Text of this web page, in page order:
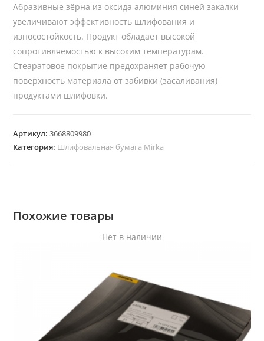
Абразивные зёрна из оксида алюминия синей закалки
увеличивают эффективность шлифования и
износостойкость. Продукт обладает высокой
сопротивляемостью к высоким температурам.
Стеаратовое покрытие предохраняет рабочую
поверхность материала от забивки (засаливания)
продуктами шлифовки.
Артикул:3668809980
Категория: Шлифовальная бумага Mirka
Похожие товары
Нет в наличии